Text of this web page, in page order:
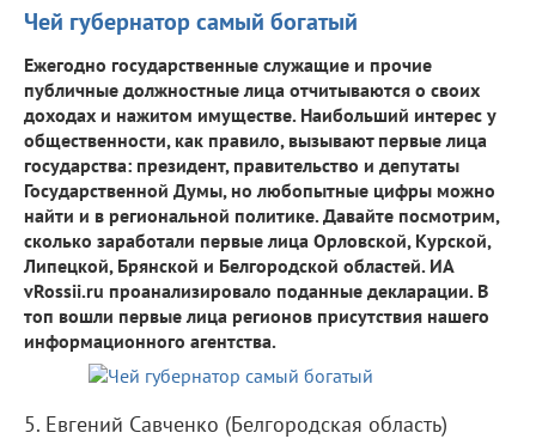
Чей губернатор самый богатый
Ежегодно государственные служащие и прочие
публичные должностные лица отчитываются о своих
доходах и нажитом имуществе. Наибольший интерес у
общественности, как правило, вызывают первые лица
государства: президент, правительство и депутаты
Государственной Думы, но любопытные цифры можно
найти и в региональной политике. Давайте посмотрим,
сколько заработали первые лица Орловской, Курской,
Липецкой, Брянской и Белгородской областей. ИА
vRossii.ru проанализировало поданные декларации. В
топ вошли первые лица регионов присутствия нашего
информационного агентства.
5. Евгений Савченко (Белгородская область)